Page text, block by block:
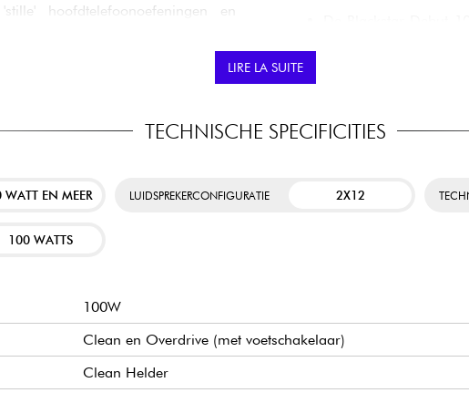
hoofdtelefoonoefeningen en
op de lijningang betekent dat je
achtergrondtracks en meer te
100R 212
zijn beide
LIRE LA SUITE
TECHNISCHE SPECIFICITIES
WATT EN MEER LUIDSPREKERCONFIGURATIE 2X12
100 WATTS
100W
Clean en Overdrive (met voetschakelaar)
Clean Helder